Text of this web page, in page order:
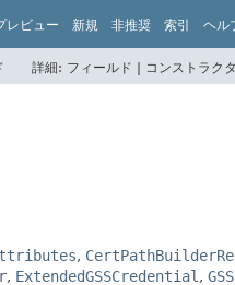
レビュー 新規 非推奨 索引 ヘル
詳細: フィールド | コンストラク
,
, ExtendedGSSCredential ,